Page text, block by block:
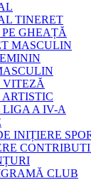
TINERET
GHEAȚĂ
MASCULIN
VITEZĂ
ARTISTIC
A IV-A
INIȚIERE
CLUB